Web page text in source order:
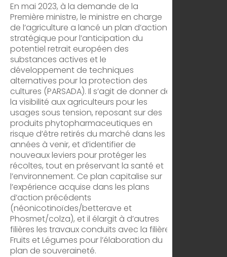
En mai 2023, à la demande de la
Première ministre, le ministre en charge
de l’agriculture a lancé un plan d’action
stratégique pour l’anticipation du
potentiel retrait européen des
substances actives et le
développement de techniques
alternatives pour la protection des
cultures (PARSADA). Il s’agit de donner de
la visibilité aux agriculteurs pour les
usages sous tension, reposant sur des
produits phytopharmaceutiques en
risque d’être retirés du marché dans les
années à venir, et d’identifier de
nouveaux leviers pour protéger les
récoltes, tout en préservant la santé et
l’environnement. Ce plan capitalise sur
l’expérience acquise dans les plans
d’action précédents
(néonicotinoïdes/betterave et
Phosmet/colza), et il élargit à d’autres
filières les travaux conduits avec la filière
Fruits et Légumes pour l’élaboration du
plan de souveraineté.